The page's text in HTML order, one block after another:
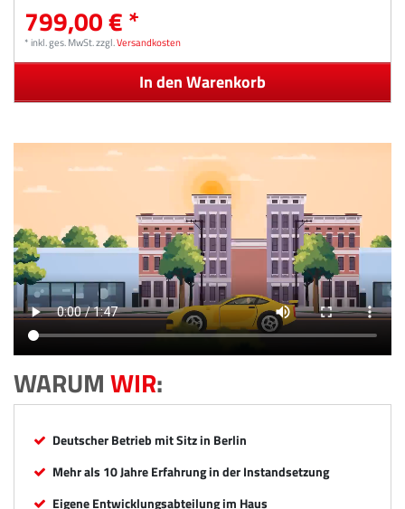
799,00 € *
*inkl. ges. MwSt.zzgl.Versandkosten
In den Warenkorb
WARUMWIR:
Deutscher Betrieb mit Sitz in Berlin
Mehr als 10 Jahre Erfahrung in der Instandsetzung
Eigene Entwicklungsabteilung im Haus